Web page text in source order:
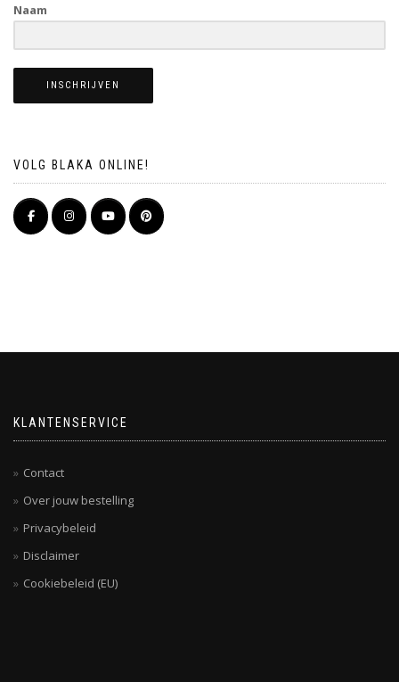
Naam
INSCHRIJVEN
VOLG BLAKA ONLINE!
KLANTENSERVICE
Contact
Over jouw bestelling
Privacybeleid
Disclaimer
Cookiebeleid (EU)